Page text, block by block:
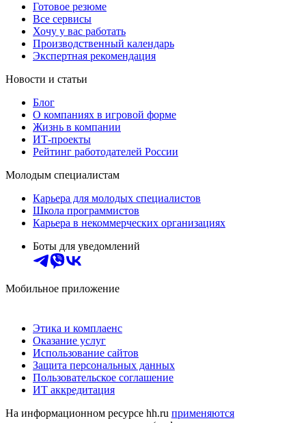
Готовое резюме
Все сервисы
Хочу у вас работать
Производственный календарь
Экспертная рекомендация
Новости и статьи
Блог
О компаниях в игровой форме
Жизнь в компании
ИТ-проекты
Рейтинг работодателей России
Молодым специалистам
Карьера для молодых специалистов
Школа программистов
Карьера в некоммерческих организациях
Боты для уведомлений
Мобильное приложение
Этика и комплаенс
Оказание услуг
Использование сайтов
Защита персональных данных
Пользовательское соглашение
ИТ аккредитация
На информационном ресурсе hh.ru применяются